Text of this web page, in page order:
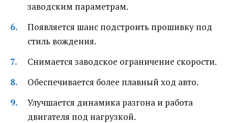
заводским параметрам.
Появляется шанс подстроить прошивку под
стиль вождения.
Снимается заводское ограничение скорости.
Обеспечивается более плавный ход авто.
Улучшается динамика разгона и работа
двигателя под нагрузкой.